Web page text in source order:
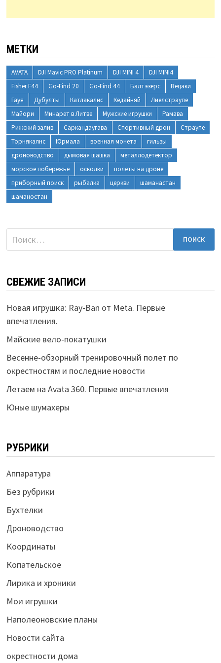
МЕТКИ
AVATA DJI Mavic PRO Platinum DJI MINI 4
DJI MINI4
Fisher F44
Go-Find 20 Go-Find 44 Балтэзерс
Вецаки
Гауя
Дубулты Катлакалнс Кедайняй
Лиелстраупе
Майори
Минарет в Литве Мужские игрушки
Рамава
Рижский залив
Саркандаугава Спортивный дрон
Страупе
Торнякалнс
Юрмала военная монета
гильзы
дроноводство
дымовая шашка
металлодетектор
морское побережье
осколки
полеты на дроне
приборный поиск
рыбалка церкви
шаманастан
шаманостан
Найти:
СВЕЖИЕ ЗАПИСИ
Новая игрушка: Ray-Ban от Meta. Первые
впечатления.
Майские вело-покатушки
Весенне-обзорный тренировочный полет по
окрестностям и последние новости
Летаем на Avata 360. Первые впечатления
Юные шумахеры
РУБРИКИ
Аппаратура
Без рубрики
Бухтелки
Дроноводство
Координаты
Копательское
Лирика и хроники
Мои игрушки
Наполеоновские планы
Новости сайта
окрестности дома